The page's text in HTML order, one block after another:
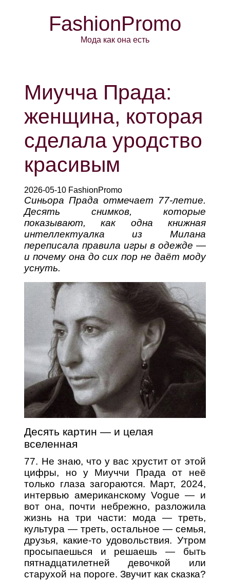
FashionPromo
Мода как она есть
Миучча Прада:
женщина, которая
сделала уродство
красивым
2026-05-10 FashionPromo
Синьора Прада отмечает 77-летие.
Десять снимков, которые
показывают, как одна книжная
интеллектуалка из Милана
переписала правила игры в одежде —
и почему она до сих пор не даёт моду
уснуть.
Десять картин — и целая
вселенная
77. Не знаю, что у вас хрустит от этой
цифры, но у Миуччи Прада от неё
только глаза загораются. Март, 2024,
интервью американскому Vogue — и
вот она, почти небрежно, разложила
жизнь на три части: мода — треть,
культура — треть, остальное — семья,
друзья, какие-то удовольствия. Утром
просыпаешься и решаешь — быть
пятнадцатилетней девочкой или
старухой на пороге. Звучит как сказка?